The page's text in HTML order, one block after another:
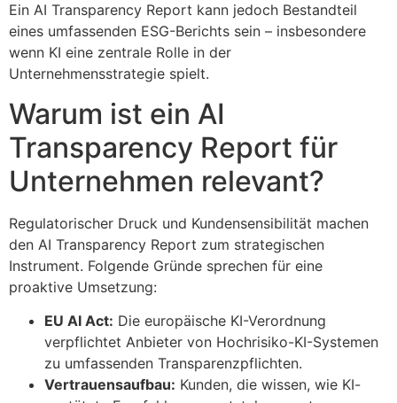
Ein AI Transparency Report kann jedoch Bestandteil
eines umfassenden ESG-Berichts sein – insbesondere
wenn KI eine zentrale Rolle in der
Unternehmensstrategie spielt.
Warum ist ein AI
Transparency Report für
Unternehmen relevant?
Regulatorischer Druck und Kundensensibilität machen
den AI Transparency Report zum strategischen
Instrument. Folgende Gründe sprechen für eine
proaktive Umsetzung:
EU AI Act: Die europäische KI-Verordnung
verpflichtet Anbieter von Hochrisiko-KI-Systemen
zu umfassenden Transparenzpflichten.
Vertrauensaufbau: Kunden, die wissen, wie KI-